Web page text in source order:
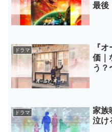
最後
ドラマ
『
価｜
う？
ドラマ
家族
泣け